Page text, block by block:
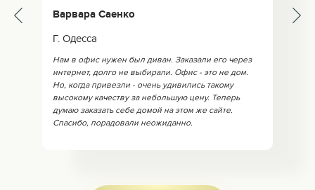
Варвара Саенко
Г. Одесса
Нам в офис нужен был диван. Заказали его через
интернет, долго не выбирали. Офис - это не дом.
Но, когда привезли - очень удивились такому
высокому качеству за небольшую цену. Теперь
думаю заказать себе домой на этом же сайте.
Спасибо, порадовали неожиданно.